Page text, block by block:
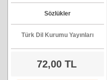
Sözlükler
Türk Dil Kurumu Yayınları
72,00 TL